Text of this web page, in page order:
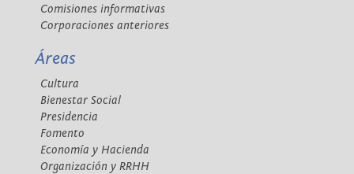
Comisiones informativas
Corporaciones anteriores
Áreas
Cultura
Bienestar Social
Presidencia
Fomento
Economía y Hacienda
Organización y RRHH